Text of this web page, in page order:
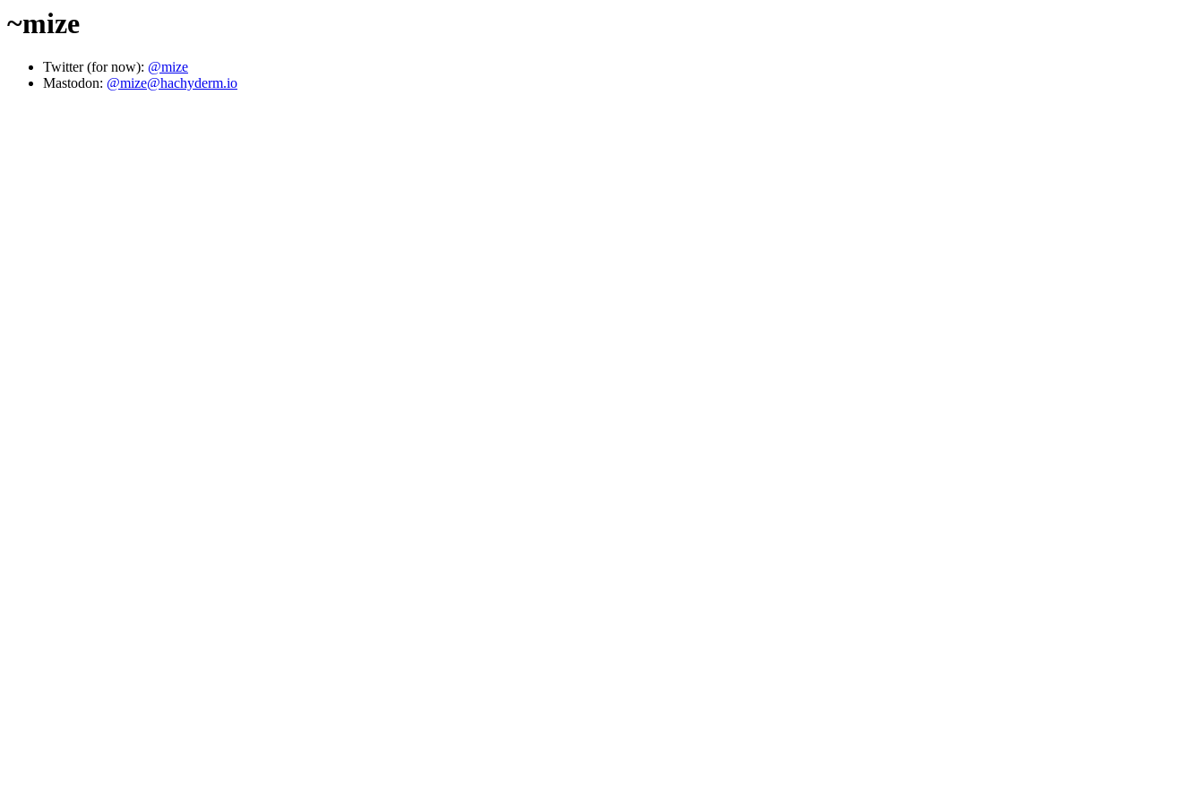
~mize
Twitter (for now): @mize
Mastodon: @mize@hachyderm.io